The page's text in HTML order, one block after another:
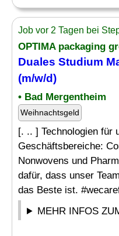
Job vor 2 Tagen bei
OPTIMA packaging
Duales Studium
(m/w/d)
• Bad Mergentheim
Weihnachtsgeld
[. .. ] Technologien für
Geschäftsbereiche:
Nonwovens und
dafür, dass unser
das Beste ist.
MEHR INFOS